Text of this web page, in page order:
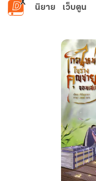
ข้ามไปยังเนื้อหาหลัก
นิยาย เว็บตูน